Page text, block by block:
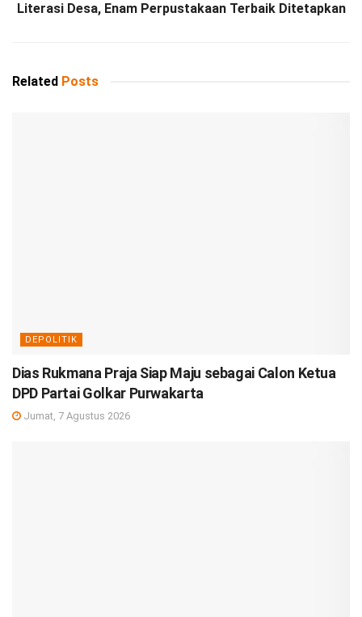
Literasi Desa, Enam Perpustakaan Terbaik Ditetapkan
Related Posts
DEPOLITIK
Dias Rukmana Praja Siap Maju sebagai Calon Ketua
DPD Partai Golkar Purwakarta
Jumat, 7 Agustus 2026